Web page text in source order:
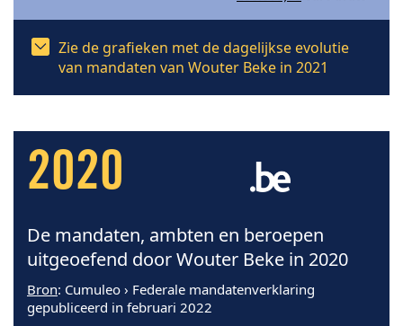
Zie de grafieken met de dagelijkse evolutie
van mandaten van Wouter Beke in 2021
2020
De mandaten, ambten en beroepen
uitgeoefend door Wouter Beke in 2020
Bron: Cumuleo › Federale mandatenverklaring
gepubliceerd in februari 2022